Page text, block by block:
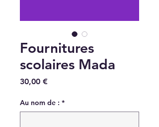
Fournitures
scolaires Mada
30,00 €Prix
Au nom de : *